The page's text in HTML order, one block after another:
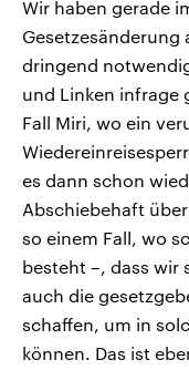
Wir haben gerade
dringend
und Linken infrage
Fall Miri, wo ein
es dann schon
Abschiebehaft
so einem Fall, wo
besteht –, dass wir
auch die
schaffen, um in
können. Das ist